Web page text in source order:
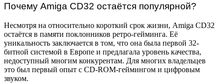
Почему Amiga CD32 остаётся популярной?
Несмотря на относительно короткий срок жизни, Amiga CD32
остаётся в памяти поклонников ретро-гейминга. Её
уникальность заключается в том, что она была первой 32-
битной системой в Европе и предлагала уровень качества,
недоступный многим конкурентам. Для многих владельцев
это был первый опыт с CD-ROM-геймингом и цифровым
звуком.